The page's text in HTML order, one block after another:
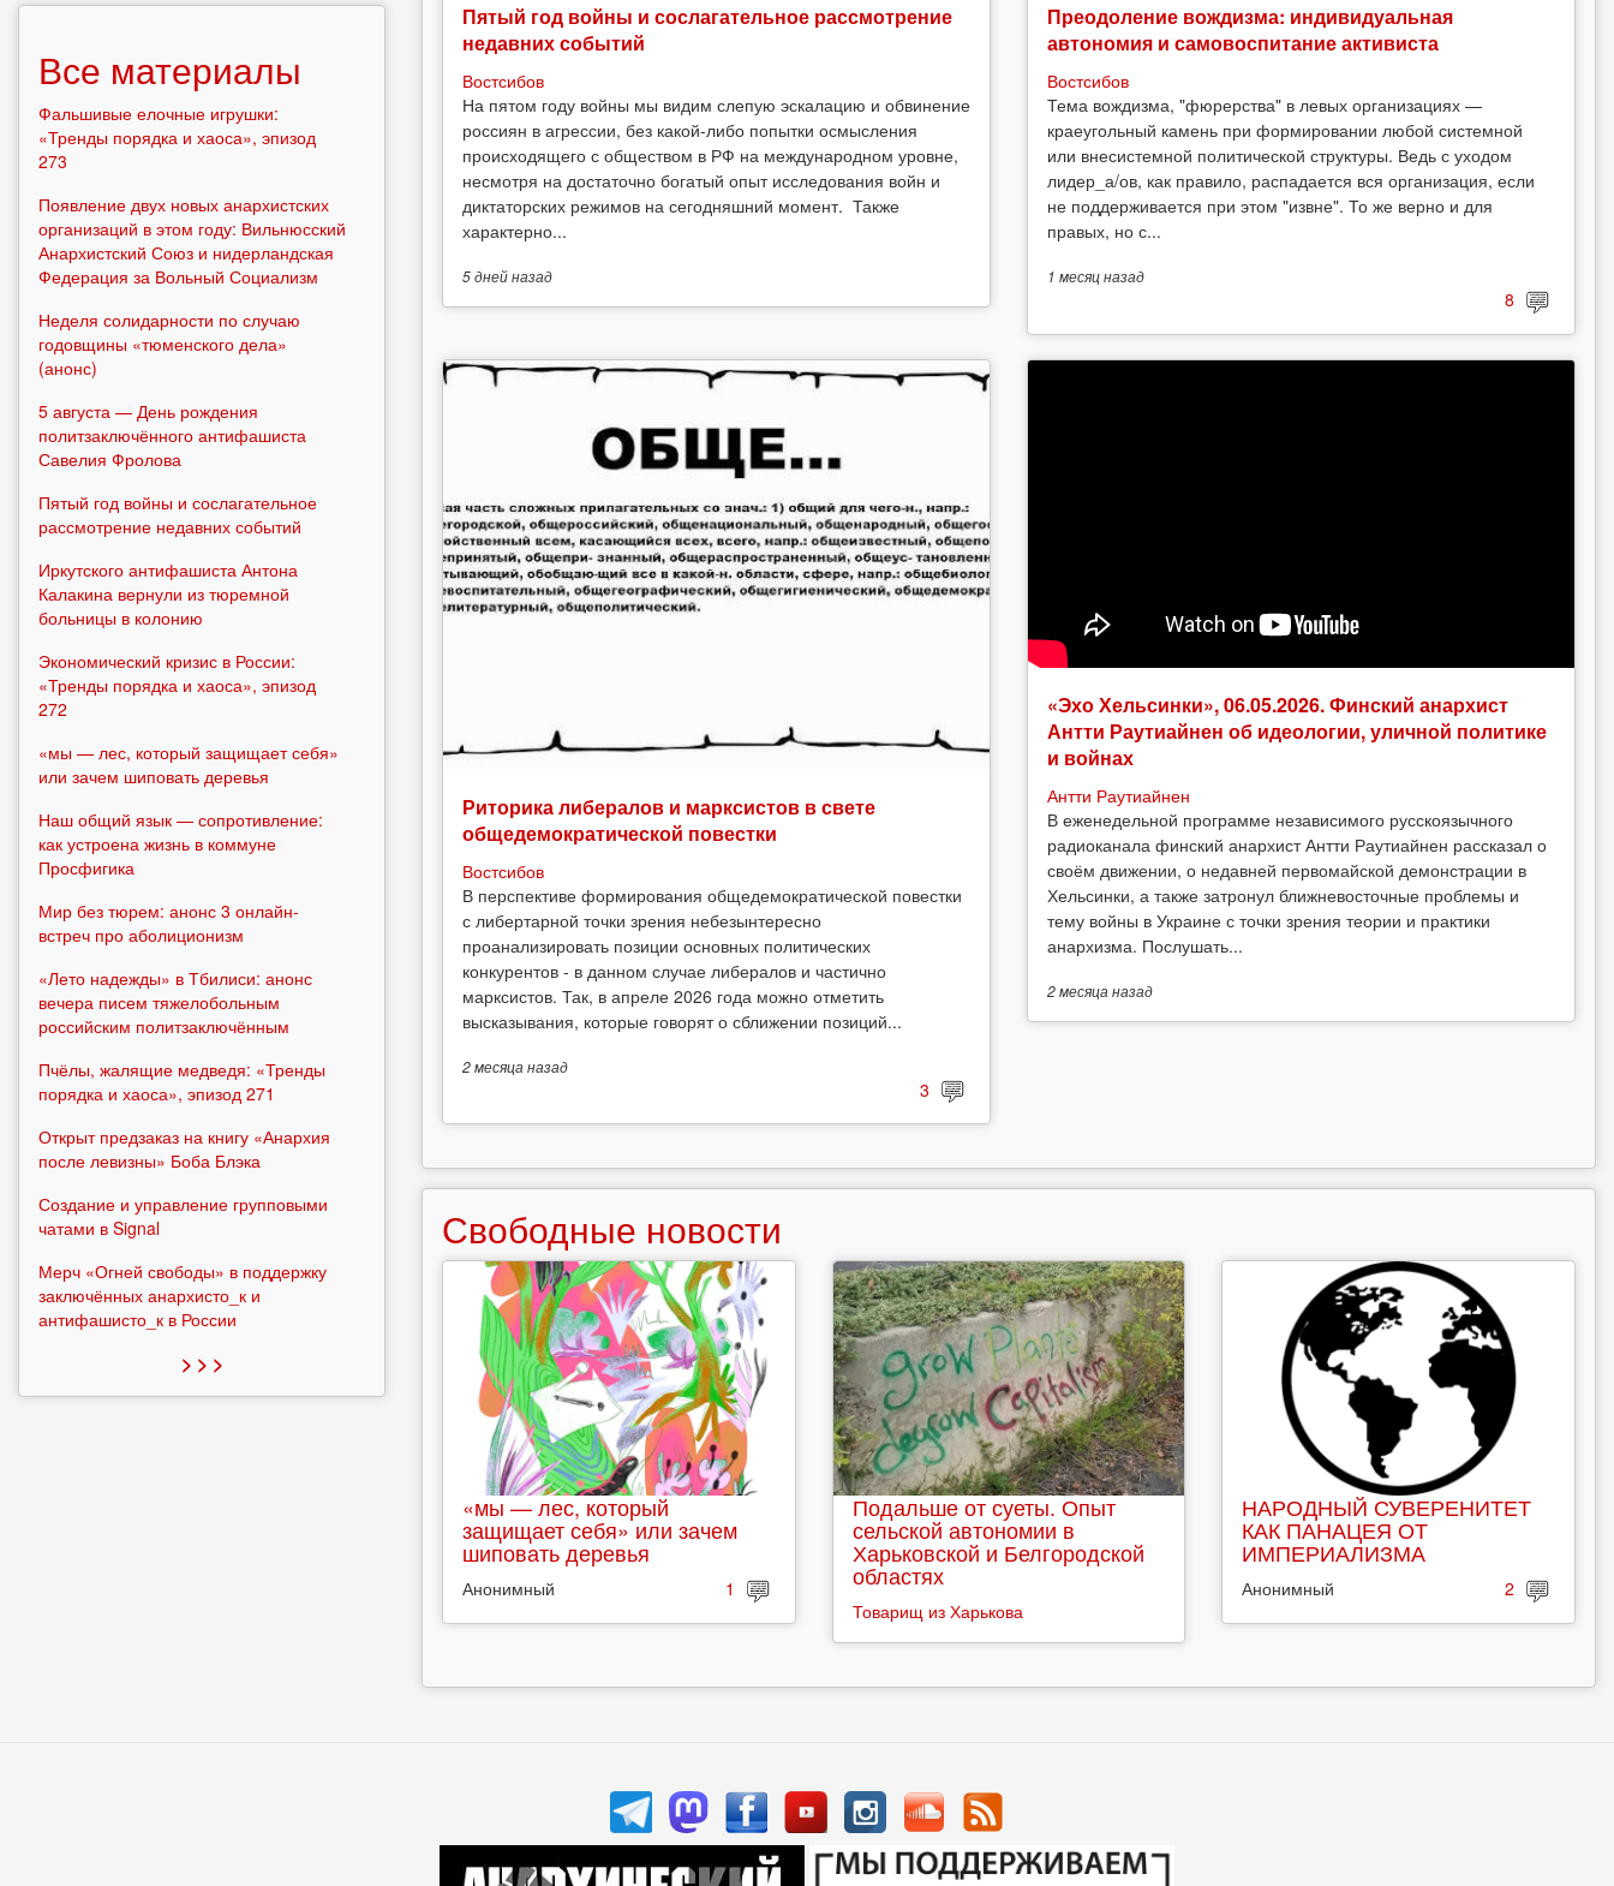
Пятый год войны и сослагательное рассмотрение
недавних событий
Востсибов
На пятом году войны мы видим слепую эскалацию и обвинение
россиян в агрессии, без какой-либо попытки осмысления
происходящего с обществом в РФ на международном уровне,
несмотря на достаточно богатый опыт исследования войн и
диктаторских режимов на сегодняшний момент. Также
характерно...
5 днейназад
Преодоление вождизма: индивидуальная
автономия и самовоспитание активиста
Востсибов
Тема вождизма, "фюрерства" в левых организациях —
краеугольный камень при формировании любой системной
или внесистемной политической структуры. Ведь с уходом
лидер_а/ов, как правило, распадается вся организация, если
не поддерживается при этом "извне". То же верно и для
правых, но с...
1 месяцназад
8
Риторика либералов и марксистов в свете
общедемократической повестки
Востсибов
В перспективе формирования общедемократической повестки
с либертарной точки зрения небезынтересно
проанализировать позиции основных политических
конкурентов - в данном случае либералов и частично
марксистов. Так, в апреле 2026 года можно отметить
высказывания, которые говорят о сближении позиций...
2 месяца назад
3
«Эхо Хельсинки», 06.05.2026. Финский анархист
Антти Раутиайнен об идеологии, уличной политике
и войнах
Антти Раутиайнен
В еженедельной программе независимого русскоязычного
радиоканала финский анархист Антти Раутиайнен рассказал о
своём движении, о недавней первомайской демонстрации в
Хельсинки, а также затронул ближневосточные проблемы и
тему войны в Украине с точки зрения теории и практики
анархизма. Послушать...
2 месяца назад
Свободные новости
«мы — лес, который
защищает себя» или зачем
шиповать деревья
Анонимный 1
Подальше от суеты. Опыт
сельской автономии в
Харьковской и Белгородской
областях
Товарищ из Харькова
НАРОДНЫЙ СУВЕРЕНИТЕТ
КАК ПАНАЦЕЯ ОТ
ИМПЕРИАЛИЗМА
Анонимный 2
Все материалы
Фальшивые елочные игрушки:
«Тренды порядка и хаоса», эпизод
273
Появление двух новых анархистских
организаций в этом году: Вильнюсский
Анархистский Союз и нидерландская
Федерация за Вольный Социализм
Неделя солидарности по случаю
годовщины «тюменского дела»
(анонс)
5 августа — День рождения
политзаключённого антифашиста
Савелия Фролова
Пятый год войны и сослагательное
рассмотрение недавних событий
Иркутского антифашиста Антона
Калакина вернули из тюремной
больницы в колонию
Экономический кризис в России:
«Тренды порядка и хаоса», эпизод
272
«мы — лес, который защищает себя»
или зачем шиповать деревья
Наш общий язык — сопротивление:
как устроена жизнь в коммуне
Просфигика
Мир без тюрем: анонс 3 онлайн-
встреч про аболиционизм
«Лето надежды» в Тбилиси: анонс
вечера писем тяжелобольным
российским политзаключённым
Пчёлы, жалящие медведя: «Тренды
порядка и хаоса», эпизод 271
Открыт предзаказ на книгу «Анархия
после левизны» Боба Блэка
Создание и управление групповыми
чатами в Signal
Мерч «Огней свободы» в поддержку
заключённых анархисто_к и
антифашисто_к в России
> > >